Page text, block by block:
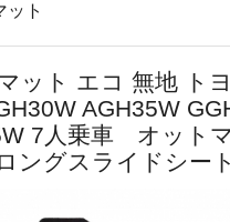
ット
ット エコ 無地 ト
AGH35W
7人乗車 オット
ングスライドシー